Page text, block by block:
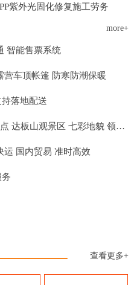
紫外光固化修复施工劳务
more+
智能售票系统
营车顶帐篷 防寒防潮保暖
落地配送
青海甘肃旅游 8日游 网红打卡点 达板山观景区 七彩地貌 领略风景
运 国内贸易 准时高效
查看更多+